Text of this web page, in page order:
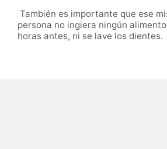
También es importante que ese
persona no ingiera ningún
horas antes, ni se lave los dientes.